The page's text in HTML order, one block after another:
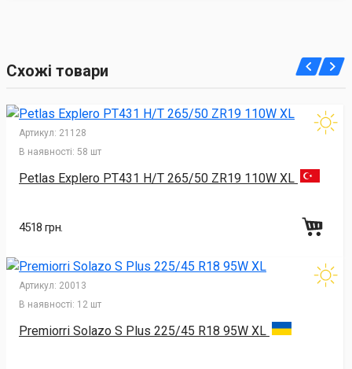
Схожі товари
Артикул: 21128
В наявності: 58 шт
Petlas Explero PT431 H/T 265/50 ZR19 110W XL
4518 грн.
Артикул: 20013
В наявності: 12 шт
Premiorri Solazo S Plus 225/45 R18 95W XL